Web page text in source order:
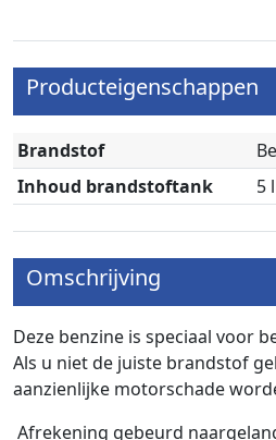
Producteigenschappen
Brandstof
Inhoud brandstoftank
5 l
Omschrijving
Deze benzine is speciaal voor
Als u niet de juiste brandstof
aanzienlijke motorschade
Afrekening gebeurd